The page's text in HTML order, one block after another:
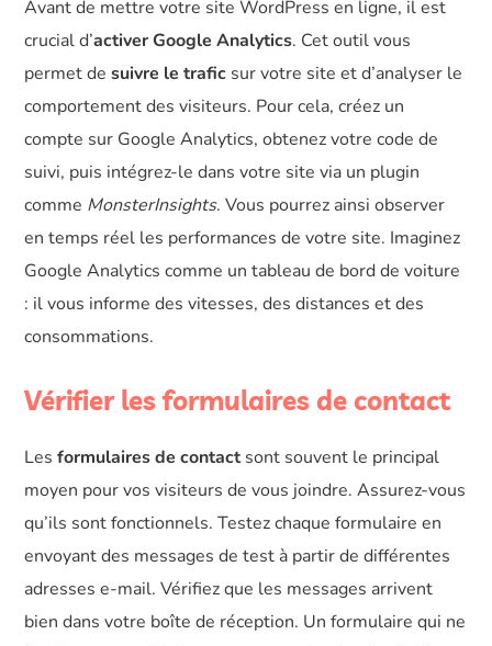
Avant de mettre votre site WordPress en ligne, il est
crucial d’activer Google Analytics. Cet outil vous
permet desuivre le trafic sur votre site et d’analyser le
comportement des visiteurs. Pour cela, créez un
compte sur Google Analytics, obtenez votre code de
suivi, puis intégrez-le dans votre site via un plugin
comme MonsterInsights. Vous pourrez ainsi observer
en temps réel les performances de votre site. Imaginez
Google Analytics comme un tableau de bord de voiture
: il vous informe des vitesses, des distances et des
consommations.
Vérifier les formulaires de contact
Lesformulaires de contactsont souvent le principal
moyen pour vos visiteurs de vous joindre. Assurez-vous
qu’ils sont fonctionnels. Testez chaque formulaire en
envoyant des messages de test à partir de différentes
adresses e-mail. Vérifiez que les messages arrivent
bien dans votre boîte de réception. Un formulaire qui ne